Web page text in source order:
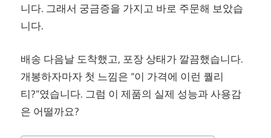
니다. 그래서 궁금증을 가지고 바로 주문해 보았습
니다.
배송 다음날 도착했고, 포장 상태가 깔끔했습니다.
개봉하자마자 첫 느낌은 “이 가격에 이런 퀄리
티?”였습니다. 그럼 이 제품의 실제 성능과 사용감
은 어떨까요?